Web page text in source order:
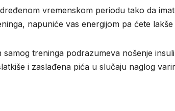
vremenskom periodu tako da
napuniće vas energijom pa ćete
treninga podrazumeva nošenje
i zaslađena pića u slučaju naglog